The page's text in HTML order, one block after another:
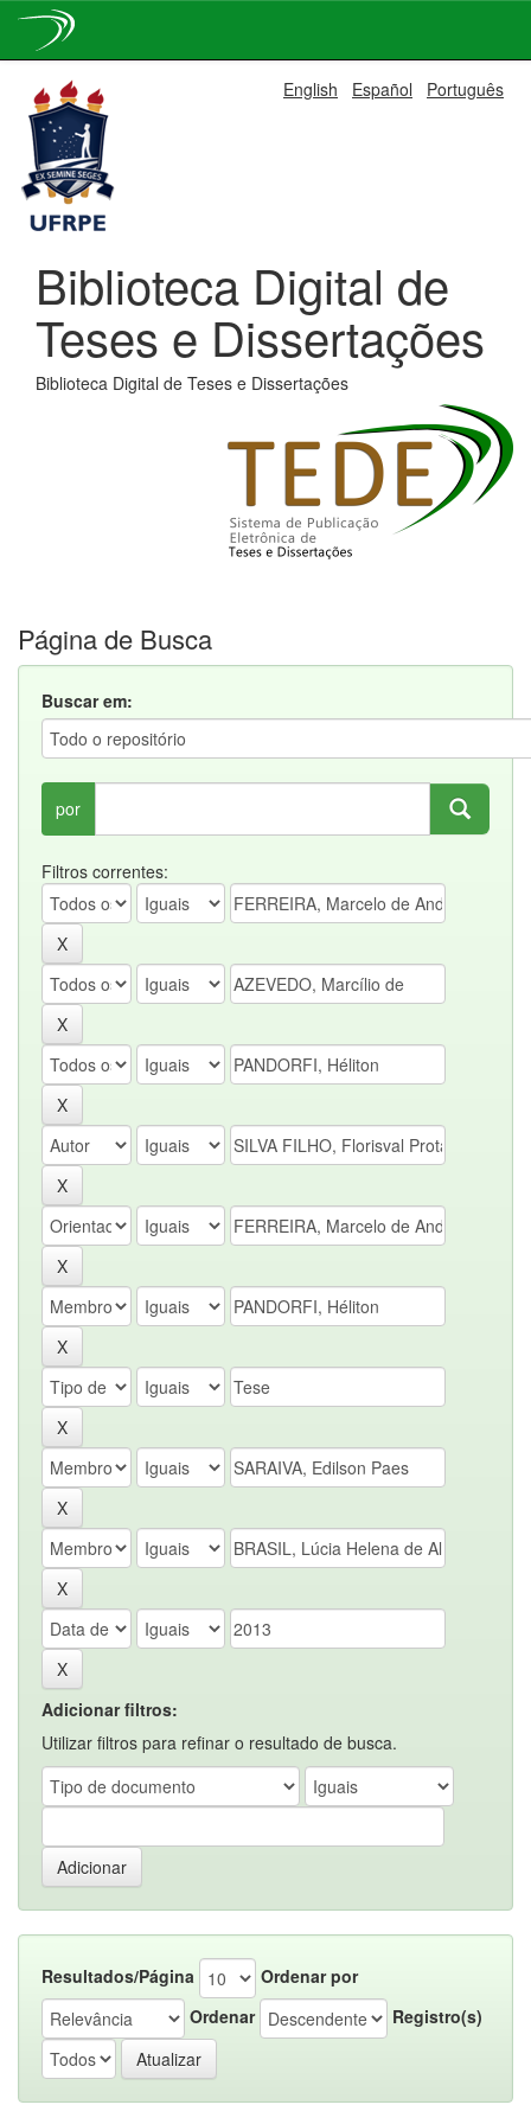
navigation
English Español Português
Biblioteca Digital de
Teses e Dissertações
Biblioteca Digital de Teses e Dissertações
Página de Busca
Buscar em:
por
Filtros correntes:
Adicionar filtros:
Utilizar filtros para refinar o resultado de busca.
Resultados/Página
Ordenar por
Ordenar
Registro(s)